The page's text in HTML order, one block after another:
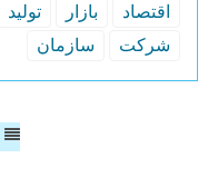
اقتصاد بازار تولید
شركت
سازمان